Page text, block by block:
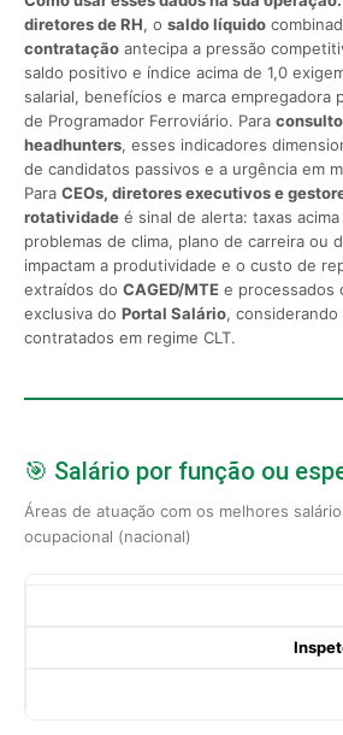
diretores de RH, o saldo líquido
contratação antecipa a pressão
saldo positivo e índice acima de 1,0
salarial, benefícios e marca empregadora
de Programador Ferroviário. Para
headhunters, esses indicadores
de candidatos passivos e a urgência em
Para CEOs, diretores executivos e
rotatividade é sinal de alerta: taxas
problemas de clima, plano de carreira ou
impactam a produtividade e o custo de
extraídos do CAGED/MTE e processados
exclusiva do Portal Salário,
contratados em regime CLT.
🎯 Salário por função ou
Áreas de atuação com os melhores
ocupacional (nacional)